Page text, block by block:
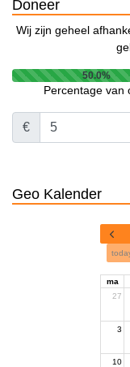
Doneer
Wij zijn geheel
50.0%
Percentage van
€
Geo Kalender
ma
27
3
10